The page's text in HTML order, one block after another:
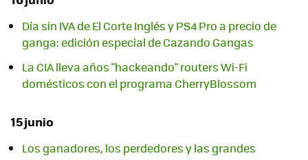
Día sin IVA de El Corte Inglés y PS4 Pro a precio de
ganga: edición especial de Cazando Gangas
La CIA lleva años "hackeando" routers Wi-Fi
domésticos con el programa CherryBlossom
15 junio
Los ganadores, los perdedores y las grandes